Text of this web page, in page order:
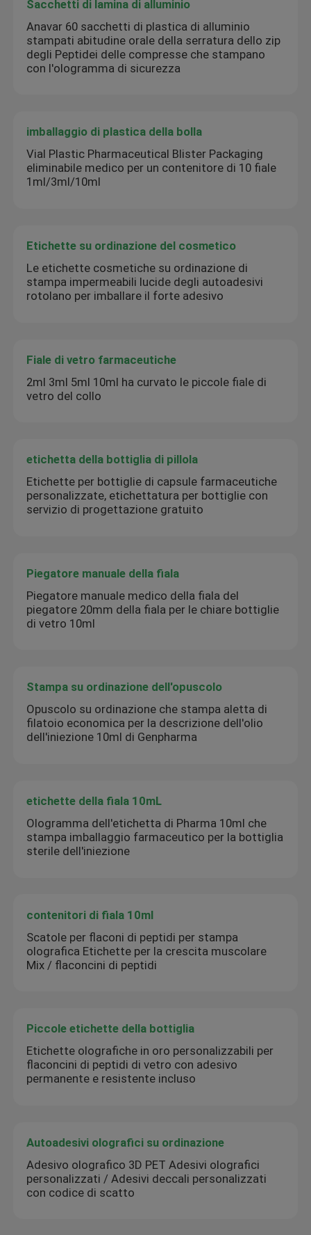
Sacchetti di lamina di alluminio
Anavar 60 sacchetti di plastica di alluminio
stampati abitudine orale della serratura dello zip
degli Peptidei delle compresse che stampano
con l'ologramma di sicurezza
imballaggio di plastica della bolla
Vial Plastic Pharmaceutical Blister Packaging
eliminabile medico per un contenitore di 10 fiale
1ml/3ml/10ml
Etichette su ordinazione del cosmetico
Le etichette cosmetiche su ordinazione di
stampa impermeabili lucide degli autoadesivi
rotolano per imballare il forte adesivo
Fiale di vetro farmaceutiche
2ml 3ml 5ml 10ml ha curvato le piccole fiale di
vetro del collo
etichetta della bottiglia di pillola
Etichette per bottiglie di capsule farmaceutiche
personalizzate, etichettatura per bottiglie con
servizio di progettazione gratuito
Piegatore manuale della fiala
Piegatore manuale medico della fiala del
piegatore 20mm della fiala per le chiare bottiglie
di vetro 10ml
Stampa su ordinazione dell'opuscolo
Opuscolo su ordinazione che stampa aletta di
filatoio economica per la descrizione dell'olio
dell'iniezione 10ml di Genpharma
etichette della fiala 10mL
Ologramma dell'etichetta di Pharma 10ml che
stampa imballaggio farmaceutico per la bottiglia
sterile dell'iniezione
contenitori di fiala 10ml
Scatole per flaconi di peptidi per stampa
olografica Etichette per la crescita muscolare
Mix / flaconcini di peptidi
Piccole etichette della bottiglia
Etichette olografiche in oro personalizzabili per
flaconcini di peptidi di vetro con adesivo
permanente e resistente incluso
Autoadesivi olografici su ordinazione
Adesivo olografico 3D PET Adesivi olografici
personalizzati / Adesivi deccali personalizzati
con codice di scatto